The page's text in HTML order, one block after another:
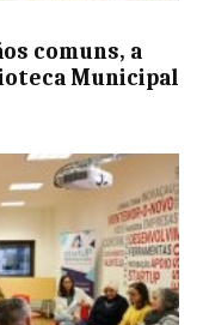
comuns, a
Municipal